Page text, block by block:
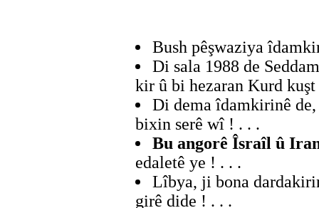
Bush pêşwaziya
Di sala 1988 de
kir û bi hezaran Kurd
Di dema îdamkirinê
bixin serê wî ! . . .
Bu angorê Îsraîl û
edaletê ye ! . . .
Lîbya, ji bona
girê dide ! . . .